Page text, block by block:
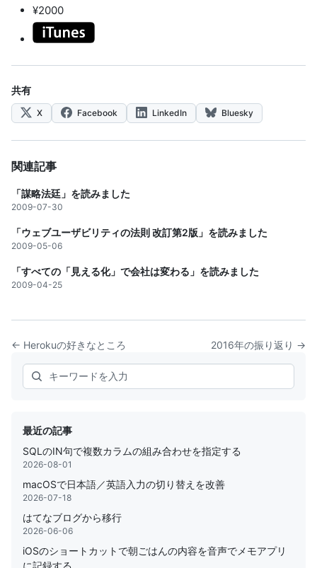
¥2000
共有
X Facebook LinkedIn Bluesky
関連記事
「謀略法廷」を読みました
2009-07-30
「ウェブユーザビリティの法則 改訂第2版」を読みました
2009-05-06
「すべての「見える化」で会社は変わる」を読みました
2009-04-25
← Herokuの好きなところ 2016年の振り返り →
Search
最近の記事
SQLのIN句で複数カラムの組み合わせを指定する
2026-08-01
macOSで日本語／英語入力の切り替えを改善
2026-07-18
はてなブログから移行
2026-06-06
iOSのショートカットで朝ごはんの内容を音声でメモアプリ
に記録する